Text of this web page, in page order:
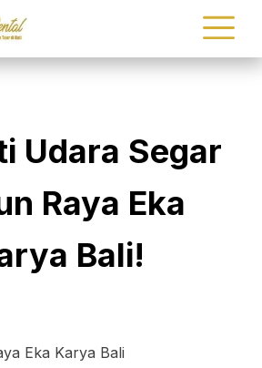
Udara Segar
Raya Eka
Bali!